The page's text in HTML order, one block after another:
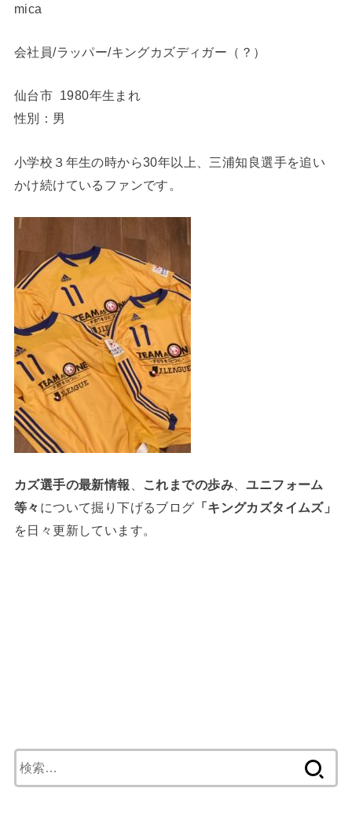
mica
会社員/ラッパー/キングカズディガー（？）
仙台市 1980年生まれ
性別：男
小学校３年生の時から30年以上、三浦知良選手を追い
かけ続けているファンです。
カズ選手の最新情報 これまでの歩み、ユニフォーム
等々 について掘り下げるブログ 「キングカズタイムズ」
を日々更新しています。
索